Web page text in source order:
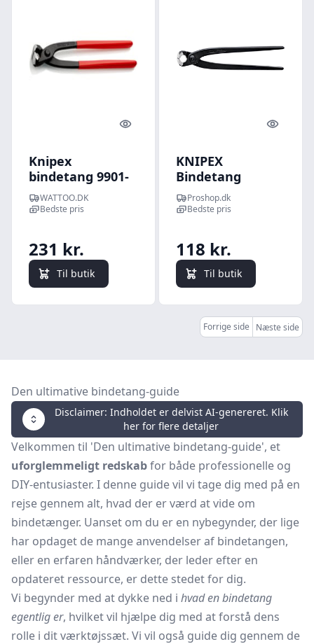
Quick look
Knipex
bindetang 9901-
250, plastgreb,
250 mm
WATTOO.DK
Bedste pris
231 kr.
Til butik
Quick
KNIPEX
Bindetang
Proshop.dk
Bedste pris
118 kr.
Til butik
Forrige side Næste side
Den ultimative bindetang-guide
Disclaimer: Indholdet er delvist AI-genereret. Klik
her for flere detaljer
Velkommen til 'Den ultimative bindetang-guide', et
uforglemmeligt redskabfor både professionelle og
DIY-entusiaster. I denne guide vil vi tage dig med på en
rejse gennem alt, hvad der er værd at vide om
bindetænger. Uanset om du er en nybegynder, der lige
har opdaget de mange anvendelser af bindetangen,
eller en erfaren håndværker, der leder efter en
opdateret ressource, er dette stedet for dig.
Vi begynder med at dykke ned i hvad en bindetang
egentlig er, hvilket vil hjælpe dig med at forstå dens
rolle i dit værktøjssæt. Vi vil også guide dig gennem de